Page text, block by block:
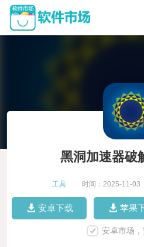
黑洞加速器破
工具 时间：2025-11-03
安卓下载 苹果
安卓市场